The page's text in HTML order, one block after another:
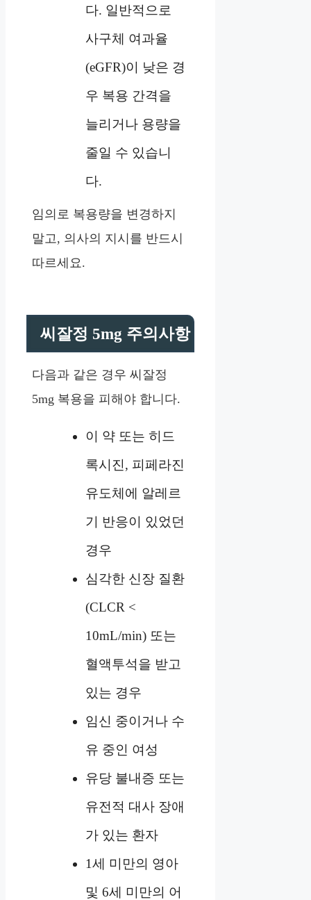
다. 일반적으로
사구체 여과율
(eGFR)이 낮은 경
우 복용 간격을
늘리거나 용량을
줄일 수 있습니
다.
임의로 복용량을 변경하지
말고, 의사의 지시를 반드시
따르세요.
씨잘정 5mg 주의사항
다음과 같은 경우 씨잘정
5mg 복용을 피해야 합니다.
이 약 또는 히드
록시진, 피페라진
유도체에 알레르
기 반응이 있었던
경우
심각한 신장 질환
(CLCR <
10mL/min) 또는
혈액투석을 받고
있는 경우
임신 중이거나 수
유 중인 여성
유당 불내증 또는
유전적 대사 장애
가 있는 환자
1세 미만의 영아
및 6세 미만의 어